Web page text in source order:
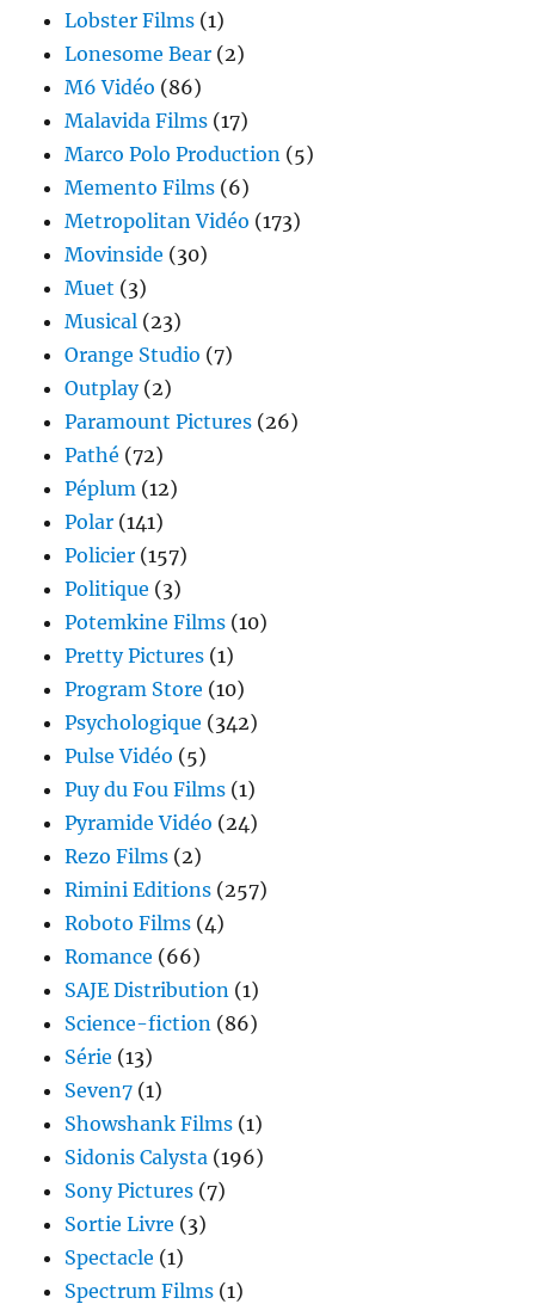
Lobster Films (1)
Lonesome Bear (2)
M6 Vidéo (86)
Malavida Films (17)
Marco Polo Production (5)
Memento Films (6)
Metropolitan Vidéo (173)
Movinside (30)
Muet (3)
Musical (23)
Orange Studio (7)
Outplay(2)
Paramount Pictures (26)
Pathé (72)
Péplum (12)
Polar (141)
Policier (157)
Politique (3)
Potemkine Films (10)
Pretty Pictures (1)
Program Store (10)
Psychologique (342)
Pulse Vidéo (5)
Puy du Fou Films (1)
Pyramide Vidéo (24)
Rezo Films (2)
Rimini Editions (257)
Roboto Films (4)
Romance (66)
SAJE Distribution (1)
Science-fiction (86)
Série (13)
Seven7 (1)
Showshank Films (1)
Sidonis Calysta (196)
Sony Pictures (7)
Sortie Livre (3)
Spectacle (1)
Spectrum Films (1)